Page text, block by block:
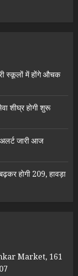
स्कूलों में होंगे औचक
शीघ्र होगी शुरू
अलर्ट जारी आज
होगी 209, हावड़ा
Market, 161